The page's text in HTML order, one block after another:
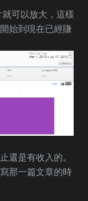
可以放大，這樣
始到現在已經賺
還是有收入的。
那一篇文章的時